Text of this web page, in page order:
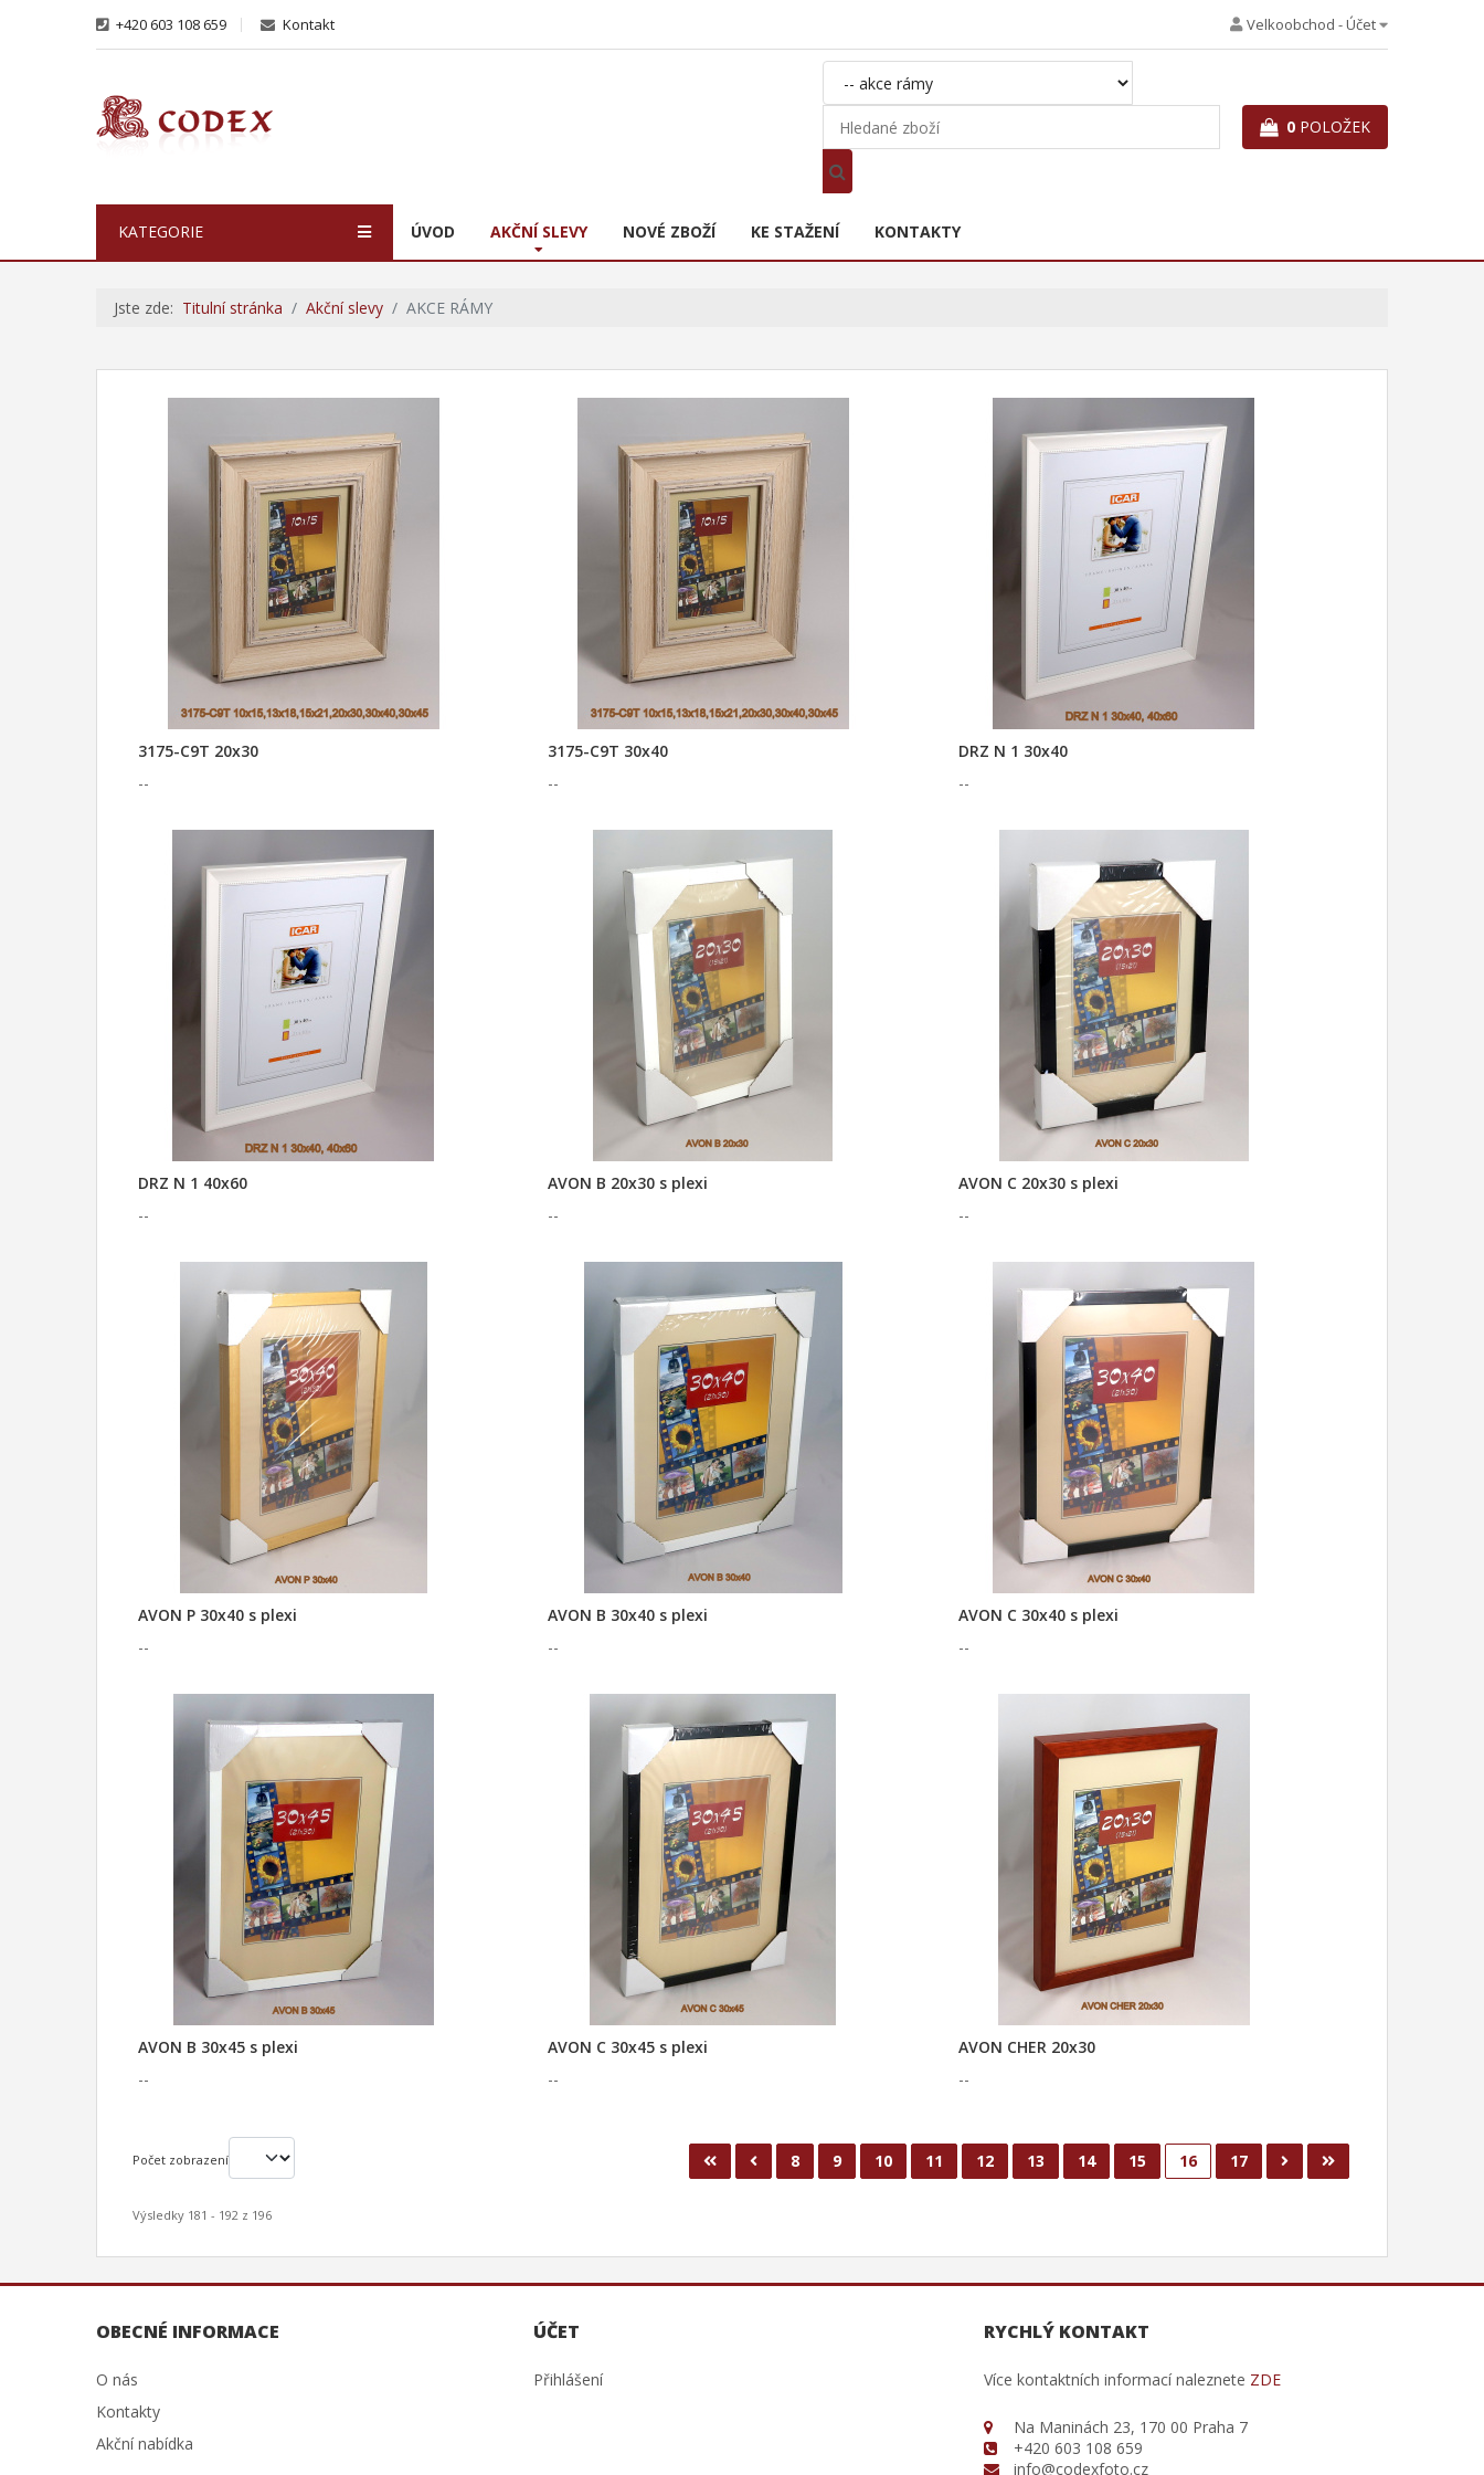
+420 603 108 659 Kontakt Velkoobchod - Účet
0 POLOŽEK
KATEGORIE ÚVOD AKČNÍ SLEVY NOVÉ ZBOŽÍ KE STAŽENÍ KONTAKTY
Jste zde: Titulní stránka Akční slevy AKCE RÁMY
3175-C9T 20x30
--
3175-C9T 30x40
--
DRZ N 1 30x40
--
DRZ N 1 40x60
--
AVON B 20x30 s plexi
--
AVON C 20x30 s plexi
--
AVON P 30x40 s plexi
--
AVON B 30x40 s plexi
--
AVON C 30x40 s plexi
--
AVON B 30x45 s plexi
--
AVON C 30x45 s plexi
--
AVON CHER 20x30
--
Počet zobrazení 8 9 10 11 12 13 14 15 16 17
Výsledky 181 - 192 z 196
OBECNÉ INFORMACE
O nás
Kontakty
Akční nabídka
ÚČET
Přihlášení
RYCHLÝ KONTAKT
Více kontaktních informací naleznete ZDE
Na Maninách 23, 170 00 Praha 7
+420 603 108 659
info@codexfoto.cz